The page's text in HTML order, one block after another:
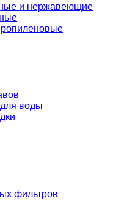
и нержавеющие
воды
фильтров